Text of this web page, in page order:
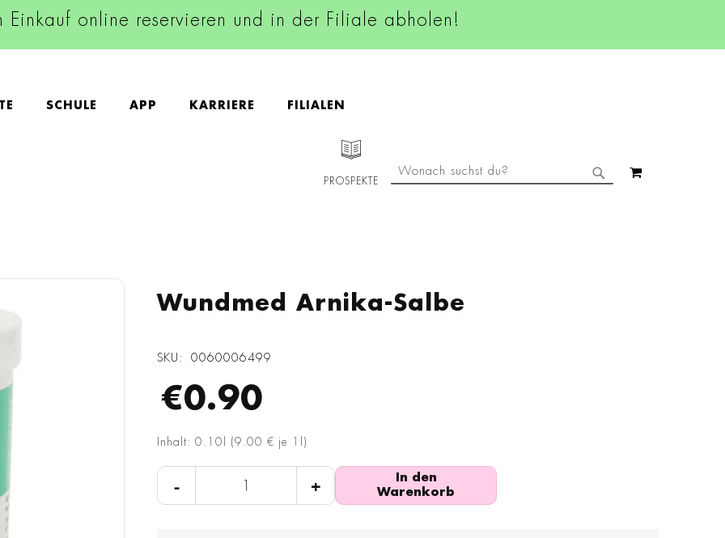
Einkauf online reservieren und in der Filiale abholen!
SCHULE APP KARRIERE FILIALEN
PROSPEKTE
SUCHE
Wundmed Arnika-Salbe
SKU 0060006499
€0.90
Inhalt: 0.10l (9.00 € je 1l)
- +
In den
Warenkorb